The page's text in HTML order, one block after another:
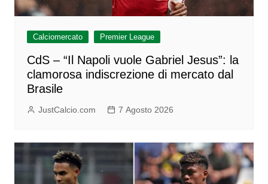
Calciomercato Premier League
CdS – “Il Napoli vuole Gabriel Jesus”: la
clamorosa indiscrezione di mercato dal
Brasile
JustCalcio.com 7 Agosto 2026